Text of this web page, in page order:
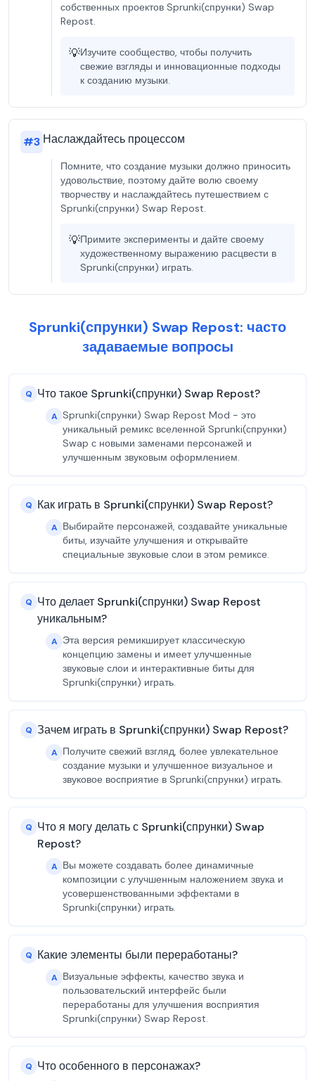
собственных проектов Sprunki(спрунки) Swap
Repost.
💡Изучите сообщество, чтобы получить
свежие взгляды и инновационные подходы
к созданию музыки.
#3 Наслаждайтесь процессом
Помните, что создание музыки должно приносить
удовольствие, поэтому дайте волю своему
творчеству и наслаждайтесь путешествием с
Sprunki(спрунки) Swap Repost.
💡Примите эксперименты и дайте своему
художественному выражению расцвести в
Sprunki(спрунки) играть.
Sprunki(спрунки) Swap Repost: часто
задаваемые вопросы
Q Что такое Sprunki(спрунки) Swap Repost?
A Sprunki(спрунки) Swap Repost Mod - это
уникальный ремикс вселенной Sprunki(спрунки)
Swap с новыми заменами персонажей и
улучшенным звуковым оформлением.
Q Как играть в Sprunki(спрунки) Swap Repost?
A Выбирайте персонажей, создавайте уникальные
биты, изучайте улучшения и открывайте
специальные звуковые слои в этом ремиксе.
Q Что делает Sprunki(спрунки) Swap Repost
уникальным?
A Эта версия ремикширует классическую
концепцию замены и имеет улучшенные
звуковые слои и интерактивные биты для
Sprunki(спрунки) играть.
Q Зачем играть в Sprunki(спрунки) Swap Repost?
A Получите свежий взгляд, более увлекательное
создание музыки и улучшенное визуальное и
звуковое восприятие в Sprunki(спрунки) играть.
Q Что я могу делать с Sprunki(спрунки) Swap
Repost?
A Вы можете создавать более динамичные
композиции с улучшенным наложением звука и
усовершенствованными эффектами в
Sprunki(спрунки) играть.
Q Какие элементы были переработаны?
A Визуальные эффекты, качество звука и
пользовательский интерфейс были
переработаны для улучшения восприятия
Sprunki(спрунки) Swap Repost.
Q Что особенного в персонажах?